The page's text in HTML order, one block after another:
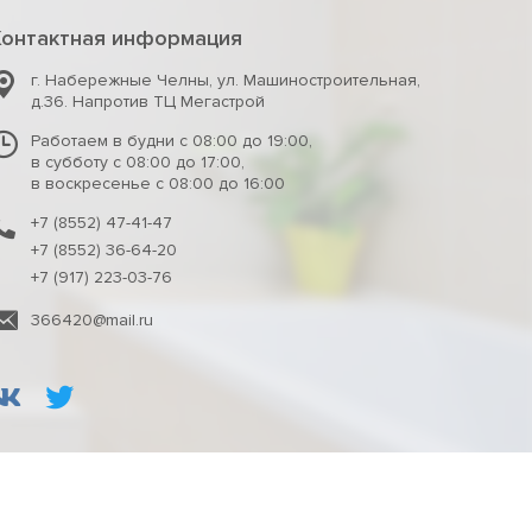
информация
г. Набережные Челны, ул. Машиностроительная,
д.36. Напротив ТЦ Мегастрой
Работаем в будни с 08:00 до 19:00,
в субботу с 08:00 до 17:00,
в воскресенье с 08:00 до 16:00
+7 (8552) 47-41-47
+7 (8552) 36-64-20
+7 (917) 223-03-76
366420@mail.ru